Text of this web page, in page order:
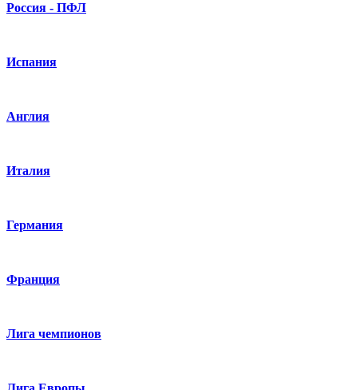
Россия - ПФЛ
Испания
Англия
Италия
Германия
Франция
Лига чемпионов